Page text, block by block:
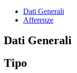
Dati Generali
Afferenze
Dati Generali
Tipo